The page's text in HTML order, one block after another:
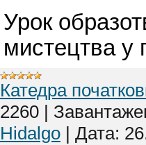
Урок
мистецтва у
Катедра
2260 |
Hidalgo | Дата: